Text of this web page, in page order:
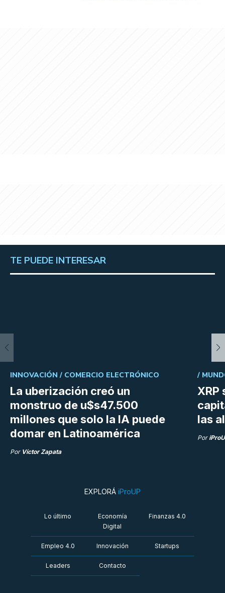
TE PUEDE INTERESAR
La uberización creó un
monstruo de u$s47.500
millones que solo la IA puede
domar en Latinoamérica
INNOVACIÓN / COMERCIO ELECTRÓNICO
Por Víctor Zapata
XRP
las
/
Por
EXPLORÁ iProUP
Lo último
Economía
Digital
Finanzas 4.0
Empleo 4.0 Innovación Startups
Leaders Contacto